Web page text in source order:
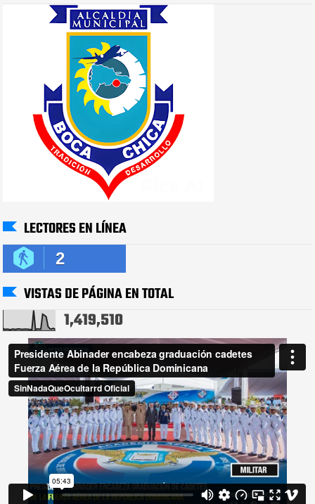
LECTORES EN LÍNEA
2
VISTAS DE PÁGINA EN TOTAL
1,419,510